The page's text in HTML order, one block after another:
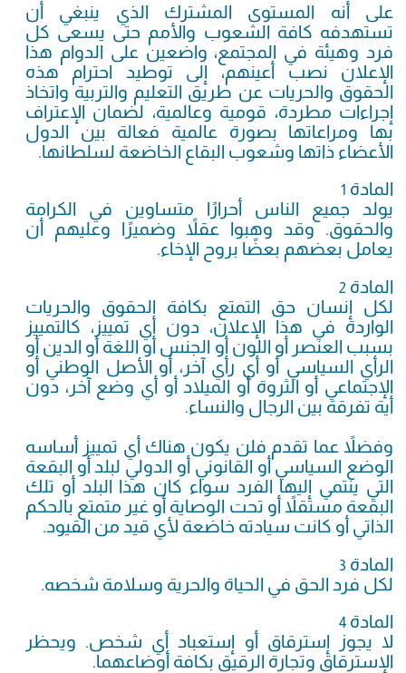
على أنه المستوى المشترك الذي ينبغي أن
تستهدفه كافة الشعوب والأمم حتى يسعى كل
فرد وهيئة في المجتمع، واضعين على الدوام هذا
الإعلان نصب أعينهم، إلى توطيد احترام هذه
الحقوق والحريات عن طريق التعليم والتربية واتخاذ
إجراءات مطردة، قومية وعالمية، لضمان الإعتراف
بها ومراعاتها بصورة عالمية فعالة بين الدول
الأعضاء ذاتها وشعوب البقاع الخاضعة لسلطانها.
المادة 1
يولد جميع الناس أحرارًا متساوين في الكرامة
والحقوق. وقد وهبوا عقلاً وضميرًا وعليهم أن
يعامل بعضهم بعضًا بروح الإخاء.
المادة 2
لكل إنسان حق التمتع بكافة الحقوق والحريات
الواردة في هذا الإعلان، دون أي تمييز، كالتمييز
بسبب العنصر أو اللون أو الجنس أو اللغة أو الدين أو
الرأي السياسي أو أي رأي آخر، أو الأصل الوطني أو
الإجتماعي أو الثروة أو الميلاد أو أي وضع آخر، دون
أية تفرقة بين الرجال والنساء.
وفضلاً عما تقدم فلن يكون هناك أي تمييز أساسه
الوضع السياسي أو القانوني أو الدولي لبلد أو البقعة
التي ينتمي إليها الفرد سواء كان هذا البلد أو تلك
البقعة مستقلاً أو تحت الوصاية أو غير متمتع بالحكم
الذاتي أو كانت سيادته خاضعة لأي قيد من القيود.
المادة 3
لكل فرد الحق في الحياة والحرية وسلامة شخصه.
المادة4
لا يجوز إسترقاق أو إستعباد أي شخص. ويحظر
الإسترقاق وتجارة الرقيق بكافة أوضاعهما.